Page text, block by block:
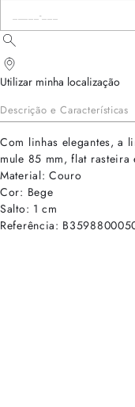
Utilizar minha localização
Descrição e Características
Com linhas elegantes, a
mule 85 mm, flat
Material: Couro
Cor: Bege
Salto: 1 cm
Referência: